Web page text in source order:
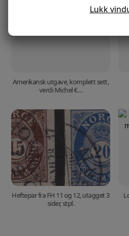
Amerikansk utgave, komplett sett,
verdi Michel €…
Heftepar fra FH 11 og 12, utagget 3
sider, stpl.
Lukk